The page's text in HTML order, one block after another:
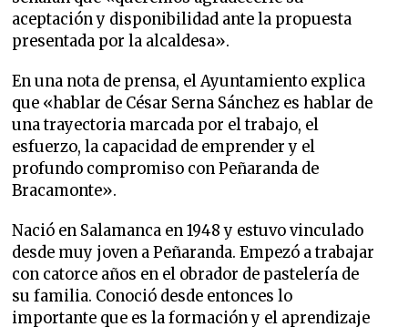
aceptación y disponibilidad ante la propuesta
presentada por la alcaldesa».
En una nota de prensa, el Ayuntamiento explica
que «hablar de César Serna Sánchez es hablar de
una trayectoria marcada por el trabajo, el
esfuerzo, la capacidad de emprender y el
profundo compromiso con Peñaranda de
Bracamonte».
Nació en Salamanca en 1948 y estuvo vinculado
desde muy joven a Peñaranda. Empezó a trabajar
con catorce años en el obrador de pastelería de
su familia. Conoció desde entonces lo
importante que es la formación y el aprendizaje